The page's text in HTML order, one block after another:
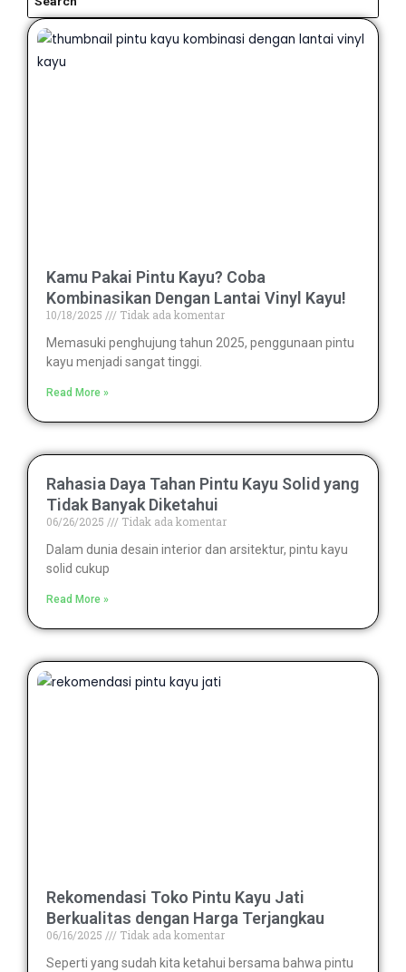
Kamu Pakai Pintu Kayu? Coba
Kombinasikan Dengan Lantai Vinyl Kayu!
10/18/2025
Tidak ada komentar
Memasuki penghujung tahun 2025, penggunaan pintu
kayu menjadi sangat tinggi.
Read More »
Rahasia Daya Tahan Pintu Kayu Solid yang
Tidak Banyak Diketahui
06/26/2025
Tidak ada komentar
Dalam dunia desain interior dan arsitektur, pintu kayu
solid cukup
Read More »
Rekomendasi Toko Pintu Kayu Jati
Berkualitas dengan Harga Terjangkau
06/16/2025
Tidak ada komentar
Seperti yang sudah kita ketahui bersama bahwa pintu